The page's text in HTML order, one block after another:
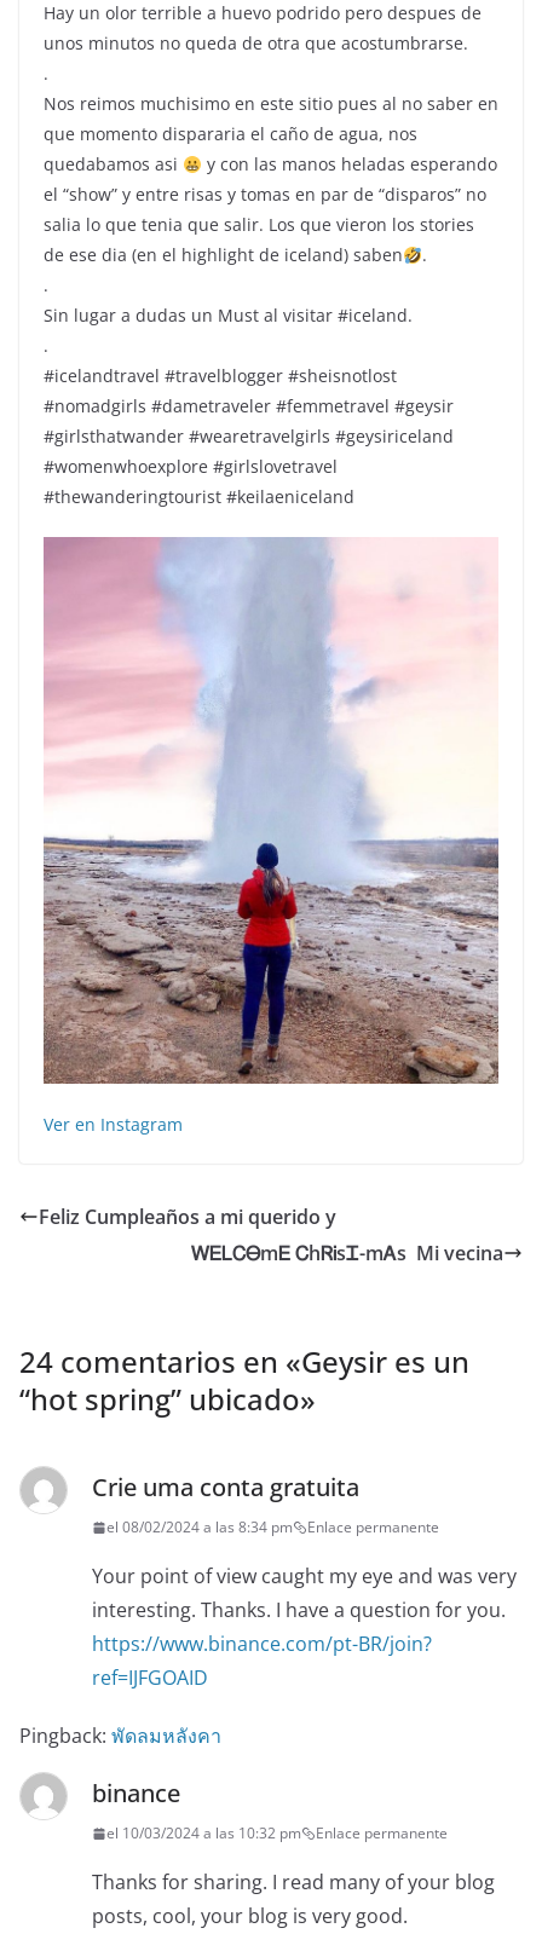
Hay un olor terrible a huevo podrido pero despues de
unos minutos no queda de otra que acostumbrarse.
.
Nos reimos muchisimo en este sitio pues al no saber en
que momento dispararia el caño de agua, nos
quedabamos asi
y con las manos heladas esperando
el “show” y entre risas y tomas en par de “disparos” no
salia lo que tenia que salir. Los que vieron los stories
de ese dia (en el highlight de iceland) saben
.
.
Sin lugar a dudas un Must al visitar #iceland.
.
#icelandtravel #travelblogger #sheisnotlost
#nomadgirls #dametraveler #femmetravel #geysir
#girlsthatwander #wearetravelgirls #geysiriceland
#womenwhoexplore #girlslovetravel
#thewanderingtourist #keilaeniceland
Ver en Instagram
Feliz Cumpleaños a mi querido y
ᎳᎬᏞᏟᎾmᎬ ᏟhᏒᎥsᏆ-mᎪs ️ Mi vecina
24 comentarios en «Geysir es un
“hot spring” ubicado»
Crie uma conta gratuita
el 08/02/2024 a las 8:34 pm Enlace permanente
Your point of view caught my eye and was very
interesting. Thanks. I have a question for you.
https://www.binance.com/pt-BR/join?
ref=IJFGOAID
Pingback: พัดลมหลังคา
binance
el 10/03/2024 a las 10:32 pm Enlace permanente
Thanks for sharing. I read many of your blog
posts, cool, your blog is very good.